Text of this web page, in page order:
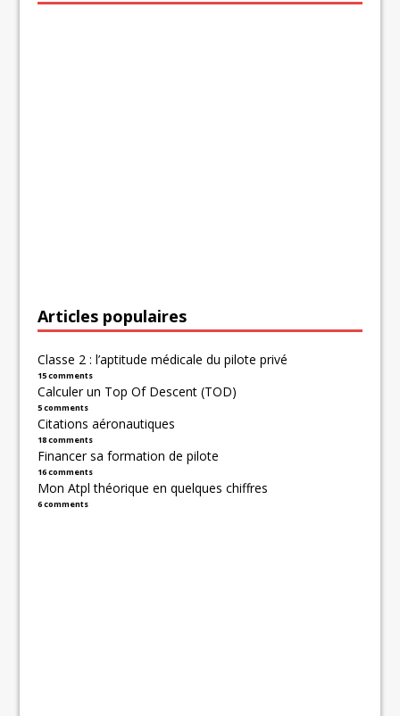
Articles populaires
Classe 2 : l’aptitude médicale du pilote privé
15 comments
Calculer un Top Of Descent (TOD)
5 comments
Citations aéronautiques
18 comments
Financer sa formation de pilote
16 comments
Mon Atpl théorique en quelques chiffres
6 comments